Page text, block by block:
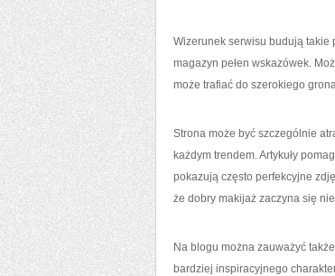
Wizerunek serwisu budują takie
magazyn pełen wskazówek.
może trafiać do szerokiego
Strona może być szczególnie
każdym trendem. Artykuły
pokazują często perfekcyjne
że dobry makijaż zaczyna się
Na blogu można zauważyć
bardziej inspiracyjnego